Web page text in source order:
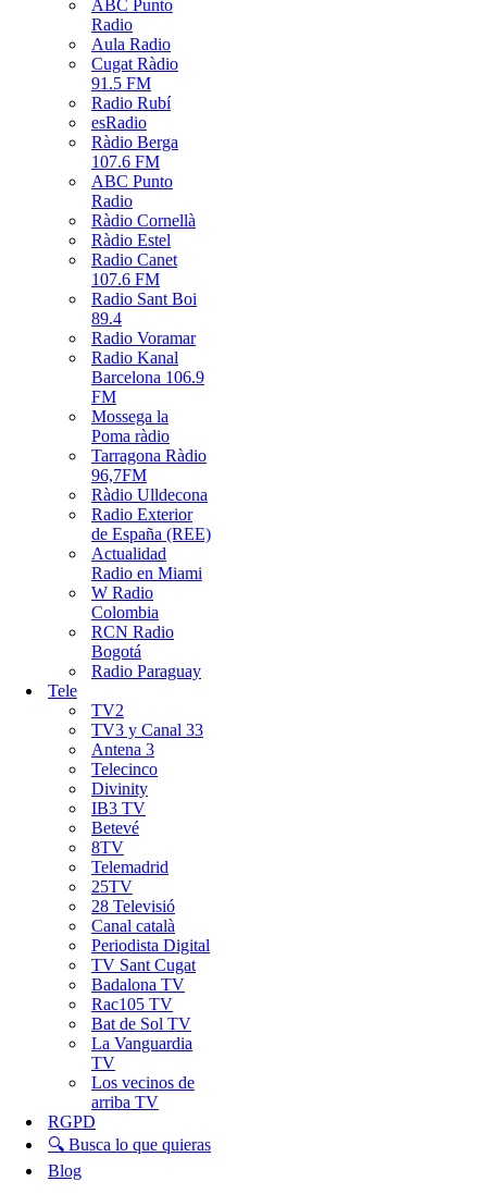
ABC Punto
Radio
Aula Radio
Cugat Ràdio
91.5 FM
Radio Rubí
esRadio
Ràdio Berga
107.6 FM
ABC Punto
Radio
Ràdio Cornellà
Ràdio Estel
Radio Canet
107.6 FM
Radio Sant Boi
89.4
Radio Voramar
Radio Kanal
Barcelona 106.9
FM
Mossega la
Poma ràdio
Tarragona Ràdio
96,7FM
Ràdio Ulldecona
Radio Exterior
de España (REE)
Actualidad
Radio en Miami
W Radio
Colombia
RCN Radio
Bogotá
Radio Paraguay
Tele
TV2
TV3 y Canal 33
Antena 3
Telecinco
Divinity
IB3 TV
Betevé
8TV
Telemadrid
25TV
28 Televisió
Canal català
Periodista Digital
TV Sant Cugat
Badalona TV
Rac105 TV
Bat de Sol TV
La Vanguardia
TV
Los vecinos de
arriba TV
RGPD
🔍 Busca lo que quieras
Blog